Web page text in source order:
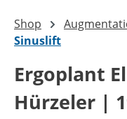
Shop
Sinuslift
Ergoplant
Hürzeler |